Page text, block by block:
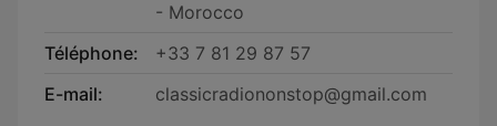
- Morocco
Téléphone:
+33 7 81 29 87 57
E-mail:
classicradiononstop@gmail.com